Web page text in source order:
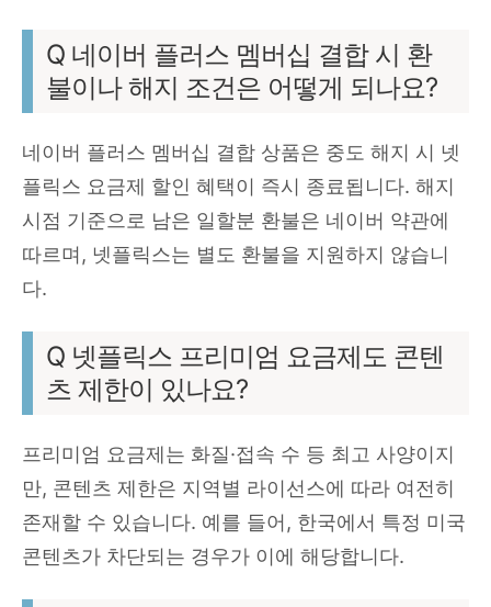
Q 네이버 플러스 멤버십 결합 시 환
불이나 해지 조건은 어떻게 되나요?
네이버 플러스 멤버십 결합 상품은 중도 해지 시 넷
플릭스 요금제 할인 혜택이 즉시 종료됩니다. 해지
시점 기준으로 남은 일할분 환불은 네이버 약관에
따르며, 넷플릭스는 별도 환불을 지원하지 않습니
다.
Q 넷플릭스 프리미엄 요금제도 콘텐
츠 제한이 있나요?
프리미엄 요금제는 화질·접속 수 등 최고 사양이지
만, 콘텐츠 제한은 지역별 라이선스에 따라 여전히
존재할 수 있습니다. 예를 들어, 한국에서 특정 미국
콘텐츠가 차단되는 경우가 이에 해당합니다.